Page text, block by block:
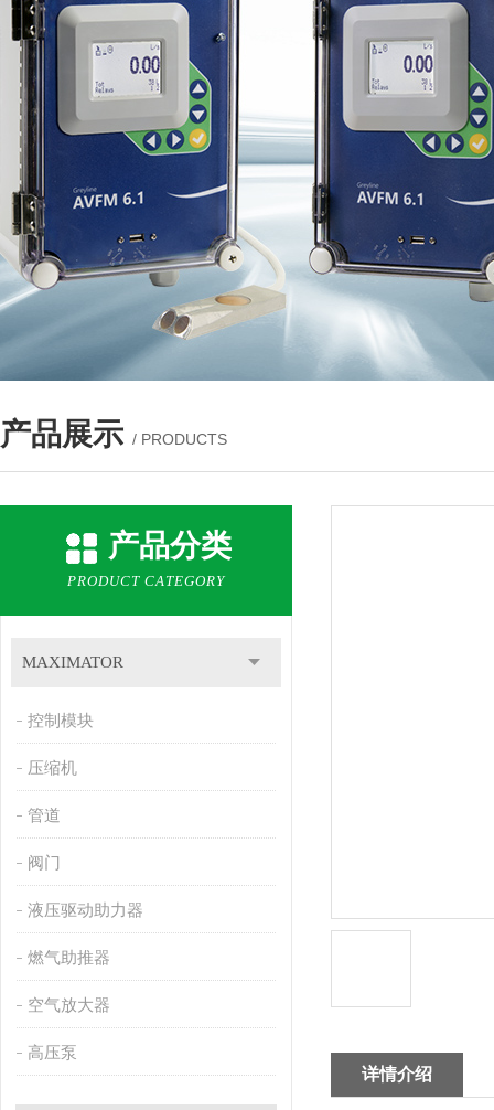
产品展示 / PRODUCTS
产品分类
PRODUCT CATEGORY
MAXIMATOR
控制模块
压缩机
管道
阀门
液压驱动助力器
燃气助推器
空气放大器
高压泵
详情介绍